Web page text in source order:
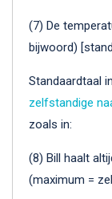
(7) De
bijwoord)
Standaardtaal
zelfstandige
zoals in:
(8) Bill haalt
(maximum =